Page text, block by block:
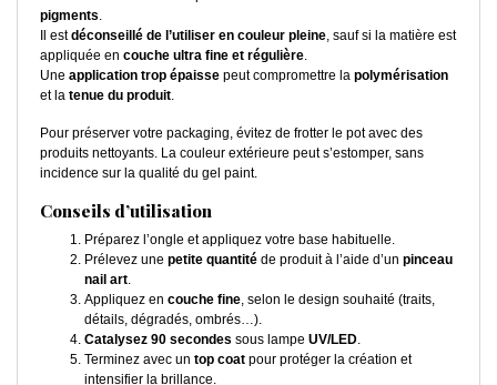
pigments.
Il estdéconseillé de l’utiliser en couleur pleine, sauf si la matière est
appliquée en couche ultra fine et régulière.
Une application trop épaisse peut compromettre la polymérisation
et la tenue du produit.
Pour préserver votre packaging, évitez de frotter le pot avec des
produits nettoyants. La couleur extérieure peut s’estomper, sans
incidence sur la qualité du gel paint.
Conseils d’utilisation
Préparez l’ongle et appliquez votre base habituelle.
Prélevez une petite quantité de produit à l’aide d’un pinceau
nail art.
Appliquez en couche fine, selon le design souhaité (traits,
détails, dégradés, ombrés…).
Catalysez 90 secondes sous lampe UV/LED.
Terminez avec un top coat pour protéger la création et
intensifier la brillance.